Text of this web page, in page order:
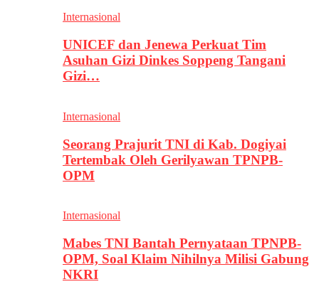
Internasional
UNICEF dan Jenewa Perkuat Tim
Asuhan Gizi Dinkes Soppeng Tangani
Gizi…
Internasional
Seorang Prajurit TNI di Kab. Dogiyai
Tertembak Oleh Gerilyawan TPNPB-
OPM
Internasional
Mabes TNI Bantah Pernyataan TPNPB-
OPM, Soal Klaim Nihilnya Milisi Gabung
NKRI